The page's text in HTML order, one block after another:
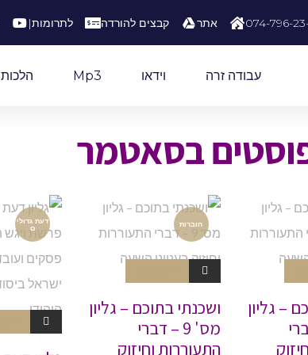
074-796- אתר קבצים להורדה לתרומות|
עבודה זרה וידאו Mp3 הלכות
בסאטמר
– גליון
דברי
חוברות
ושכנתי בתוכם – גליון
מס' 9 – דברי
התעוררות וחיזוק
דעת גדולי
ם